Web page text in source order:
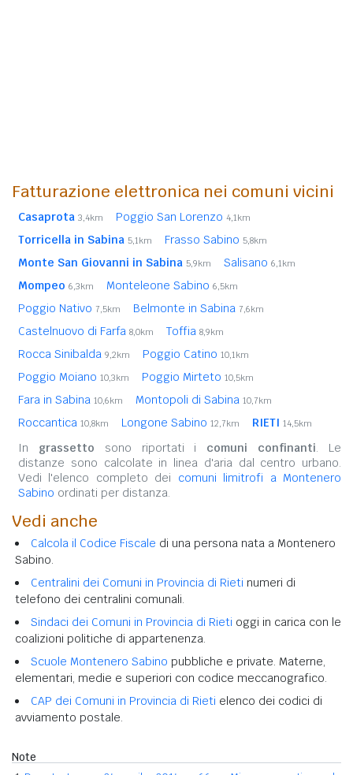
Fatturazione elettronica nei comuni vicini
Casaprota 3,4km Poggio San Lorenzo 4,1km
Torricella in Sabina 5,1km Frasso Sabino 5,8km
Monte San Giovanni in Sabina 5,9km Salisano 6,1km
Mompeo 6,3km Monteleone Sabino 6,5km
Poggio Nativo 7,5km Belmonte in Sabina 7,6km
Castelnuovo di Farfa 8,0km Toffia 8,9km
Rocca Sinibalda 9,2km Poggio Catino 10,1km
Poggio Moiano 10,3km Poggio Mirteto 10,5km
Fara in Sabina 10,6km Montopoli di Sabina 10,7km
Roccantica 10,8km Longone Sabino 12,7km RIETI 14,5km
In grassetto sono riportati i comuni confinanti. Le
distanze sono calcolate in linea d'aria dal centro urbano.
Vedi l'elenco completo dei comuni limitrofi a Montenero
Sabino ordinati per distanza.
Vedi anche
Calcola il Codice Fiscale di una persona nata a Montenero
Sabino.
Centralini dei Comuni in Provincia di Rieti numeri di
telefono dei centralini comunali.
Sindaci dei Comuni in Provincia di Rieti oggi in carica con le
coalizioni politiche di appartenenza.
Scuole Montenero Sabino pubbliche e private. Materne,
elementari, medie e superiori con codice meccanografico.
CAP dei Comuni in Provincia di Rieti elenco dei codici di
avviamento postale.
Note